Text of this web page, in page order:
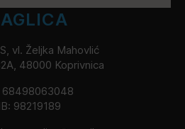
vl. Željka Mahovlić
48000 Koprivnica
68498063048
98219189